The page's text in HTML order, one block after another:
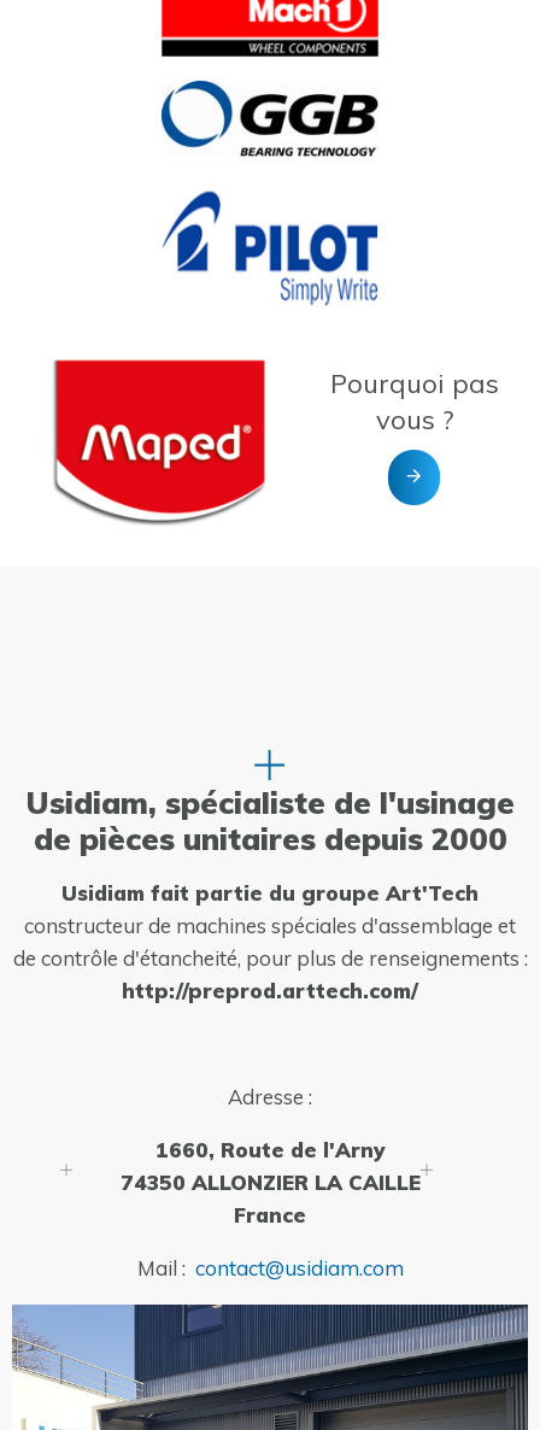
Pourquoi pas
vous ?
Usidiam, spécialiste de l'usinage
de pièces unitaires depuis 2000
Usidiam fait partie du groupe Art'Tech
constructeur de machines spéciales d'assemblage et
de contrôle d'étancheité, pour plus de renseignements :
http://preprod.arttech.com/
Adresse :
1660, Route de l'Arny
74350 ALLONZIER LA CAILLE
France
Mail : contact@usidiam.com